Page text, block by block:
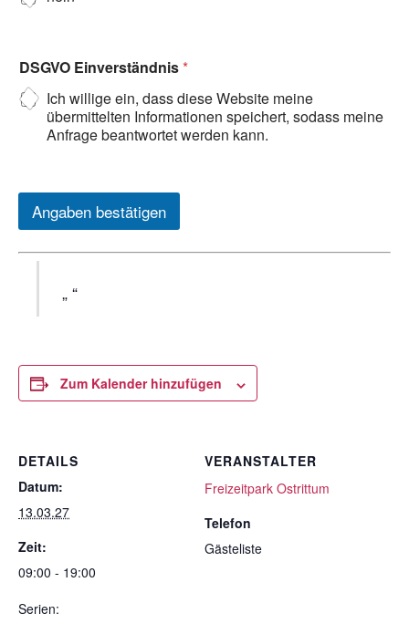
DSGVO Einverständnis*
Ich willige ein, dass diese Website meine
übermittelten Informationen speichert, sodass meine
Anfrage beantwortet werden kann.
Angaben bestätigen
Zum Kalender hinzufügen
DETAILS
Datum:
13.03.27
Zeit:
09:00 - 19:00
Serien:
VERANSTALTER
Freizeitpark Ostrittum
Telefon
Gästeliste